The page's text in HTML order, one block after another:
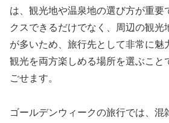
は、観光地や温泉地の選び方が重要
クスできるだけでなく、周辺の観光
が多いため、旅行先として非常に魅
観光を両方楽しめる場所を選ぶこと
ごせます。
ゴールデンウィークの旅行では、混